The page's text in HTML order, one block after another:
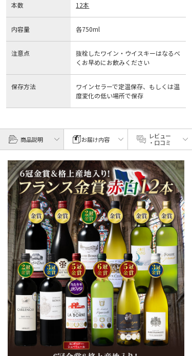
本数 12本
内容量 各750ml
注意点
抜栓したワイン・ウイスキーはなるべ
くお早めにお飲みください
保存方法
ワインセラーで定温保存、もしくは温
度変化の低い場所で保存
商品説明 お届け内容
レビュー
・口コミ